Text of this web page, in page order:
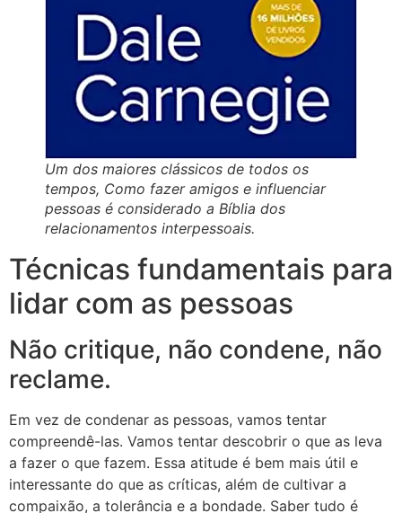
Um dos maiores clássicos de todos os
tempos, Como fazer amigos e influenciar
pessoas é considerado a Bíblia dos
relacionamentos interpessoais.
Técnicas fundamentais para
lidar com as pessoas
Não critique, não condene, não
reclame.
Em vez de condenar as pessoas, vamos tentar
compreendê-las. Vamos tentar descobrir o que as leva
a fazer o que fazem. Essa atitude é bem mais útil e
interessante do que as críticas, além de cultivar a
compaixão, a tolerância e a bondade. Saber tudo é